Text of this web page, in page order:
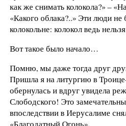
как же снимать колокола?» –
«Какого облака?..» Эти люди не
колокольне: колокол ведь
Вот такое было начало…
Помню, мы даже тогда друг
Пришла я на литургию в
обернулась и вдруг увидела
Слободского! Это
впоследствии в Иерусалиме
«Благодатный Огонь».